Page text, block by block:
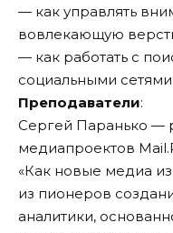
— как управлять
вовлекающую
— как работать с
социальными
Преподаватели:
Сергей Паранько —
медиапроектов
«Как новые медиа
из пионеров
аналитики,